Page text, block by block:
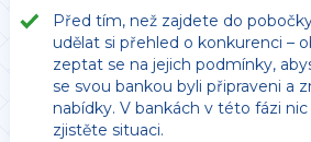
Před tím, než zajdete do
udělat si přehled o konkurenci –
zeptat se na jejich podmínky,
se svou bankou byli připraveni a
nabídky. V bankách v této fázi
zjistěte situaci.